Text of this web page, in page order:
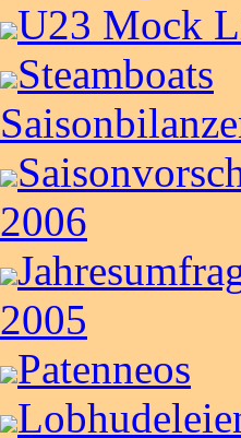
U23 Mock
Steamboats
2006
2005
Patenneos